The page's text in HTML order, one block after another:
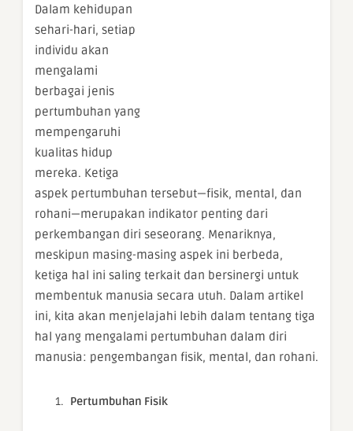
Dalam kehidupan
sehari-hari, setiap
individu akan
mengalami
berbagai jenis
pertumbuhan yang
mempengaruhi
kualitas hidup
mereka. Ketiga
aspek pertumbuhan tersebut—fisik, mental, dan
rohani—merupakan indikator penting dari
perkembangan diri seseorang. Menariknya,
meskipun masing-masing aspek ini berbeda,
ketiga hal ini saling terkait dan bersinergi untuk
membentuk manusia secara utuh. Dalam artikel
ini, kita akan menjelajahi lebih dalam tentang tiga
hal yang mengalami pertumbuhan dalam diri
manusia: pengembangan fisik, mental, dan rohani.
Pertumbuhan Fisik